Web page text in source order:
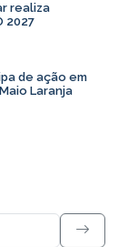
realiza
2027
de ação em
Laranja